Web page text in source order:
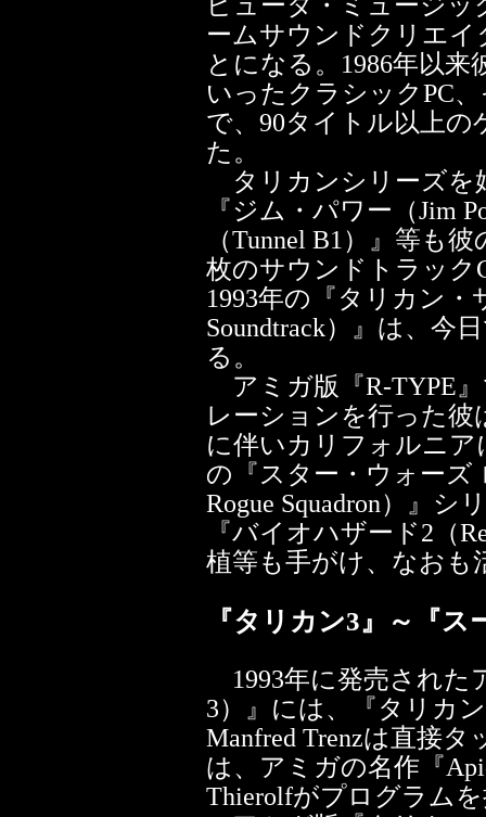
ームサウンドクリエ
とになる。1986年以
いったクラシックPC
で、90タイトル以上
た。
タリカンシリーズを
『ジム・パワー（Jim
（Tunnel B1）』等も
枚のサウンドトラック
1993年の『タリカン・
Soundtrack）』は、今
る。
アミガ版『R-TYPE
レーションを行った彼
に伴いカリフォルニア
の『スター・ウォーズ
Rogue Squadron）』シ
『バイオハザード2（
植等も手がけ、なおも
『タリカン3』～『
1993年に発売された
3）』には、『タリカ
Manfred Trenzは直接
は、アミガの名作『
Thierolfがプログラム